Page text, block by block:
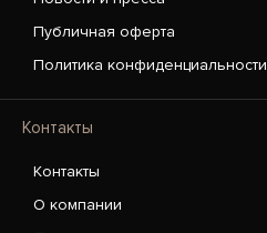
Публичная оферта
Политика конфиденциальности
Контакты
Контакты
О компании